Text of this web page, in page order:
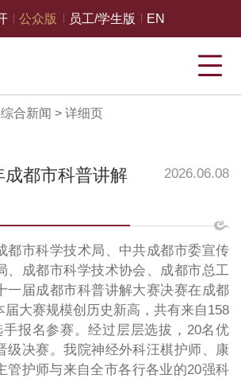
公众版 员工/学生版 EN
综合新闻 > 详细页
成都市科普讲解
2026.06.08
都市科学技术局、中共成都市委宣传
、成都市科学技术协会、成都市总工
一届成都市科普讲解大赛决赛在成都
届大赛规模创历史新高，共有来自158
手报名参赛。经过层层选拔，20名优
级决赛。我院神经外科汪棋护师、康
管护师与来自全市各行各业的20强科